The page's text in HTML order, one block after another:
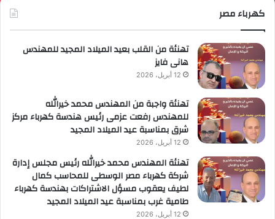
الوزارية
كهرباء مصر
تهنئة من القلب بعيد الميلاد المجيد للمهندس
هانى فايز
12 أبريل، 2026
تهنئة واجبة من المهندس محمد خيرالله
للمهندس رفعت عزمى رئيس هندسة كهرباء مركز
شرق بمناسبة عيد الميلاد المجيد
12 أبريل، 2026
تهنئة المهندس محمد خيرالله رئيس مجلس إدارة
شركة كهرباء مصر الوسطى للمحاسب كمال
لطيف يعقوب مسؤل الاشتراكات بهندسة كهرباء
طامية غرب بمناسبة عيد الميلاد المجيد
12 أبريل، 2026